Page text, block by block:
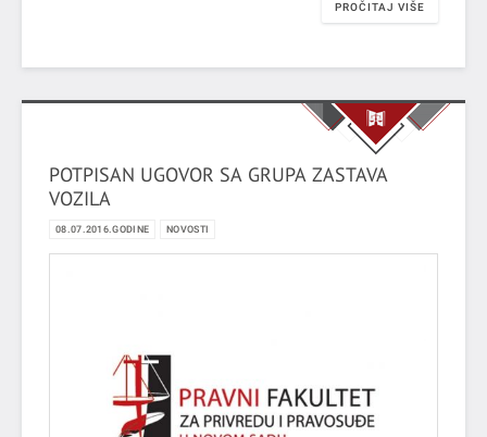
PROČITAJ VIŠE
POTPISAN UGOVOR SA GRUPA ZASTAVA
VOZILA
08.07.2016.GODINE NOVOSTI